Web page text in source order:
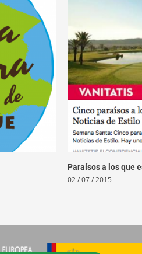
Paraísos a los que
02 / 07 / 2015